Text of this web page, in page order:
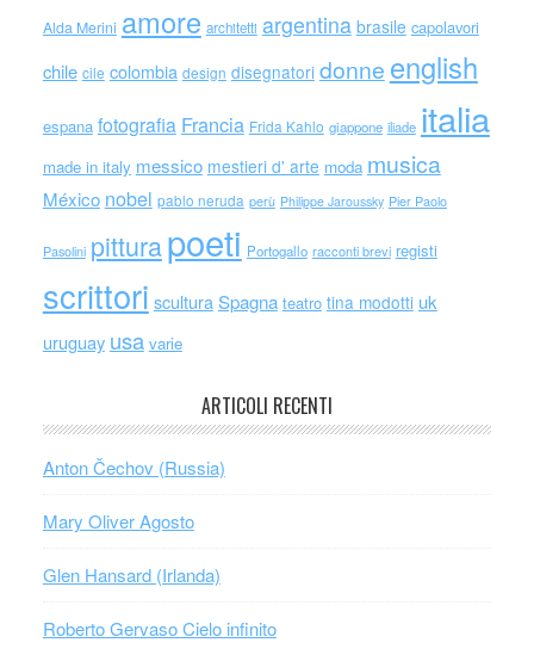
Alda Merini amore architetti argentina brasile capolavori
chile cile colombia design disegnatori donne english
espana fotografia Francia Frida Kahlo giappone iliade italia
made in italy messico mestieri d' arte moda musica
México nobel pablo neruda perù Philippe Jaroussky Pier Paolo
Pasolini pitturapoeti Portogallo racconti brevi registi
scrittori scultura Spagna teatro tina modotti uk
uruguay usa varie
ARTICOLI RECENTI
Anton Čechov (Russia)
Mary Oliver Agosto
Glen Hansard (Irlanda)
Roberto Gervaso Cielo infinito